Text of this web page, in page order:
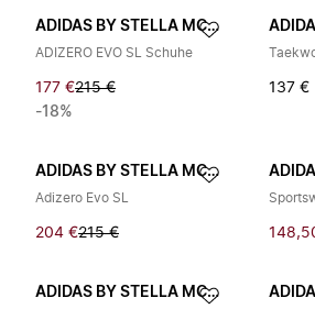
ADIDAS BY STELLA MCCARTNEY
ADIZERO EVO SL Schuhe
177 €215 €
-18%
137 €
ADIDAS BY STELLA MCCARTNEY
Adizero Evo SL
204 €215 €
ADIDAS BY STELLA MCCARTNEY